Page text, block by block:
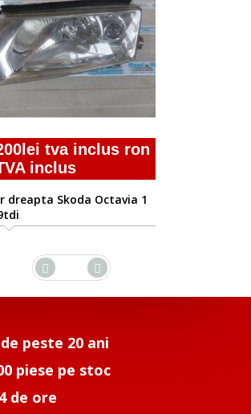
Suna pentru
far dreapta Skoda
1.9tdi alh
peste 20 ani
piese pe stoc
de ore